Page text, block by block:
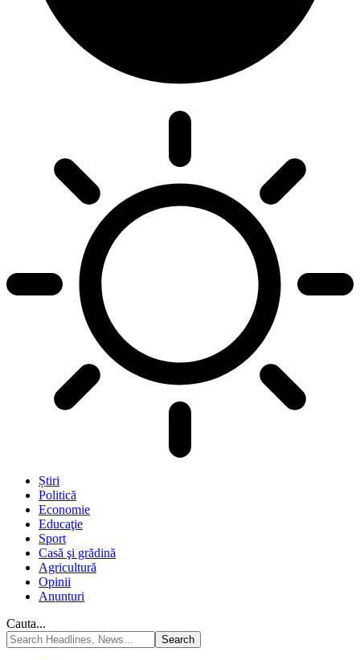
Știri
Politică
Economie
Educaţie
Sport
Casă şi grădină
Agricultură
Opinii
Anunturi
Cauta...